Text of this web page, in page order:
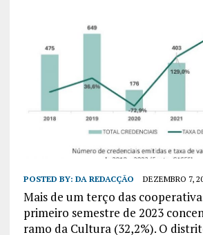
POSTED BY: DA REDACÇÃO DEZEMBRO 7,
Mais de um terço das
primeiro semestre de 2023
ramo da Cultura (32,2%). O